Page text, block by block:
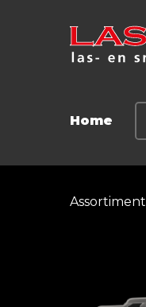
Home
Assortiment